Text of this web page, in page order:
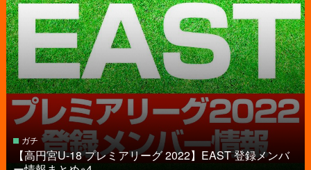
ガチ
【高円宮U-18 プレミアリーグ 2022】EAST 登録メンバ